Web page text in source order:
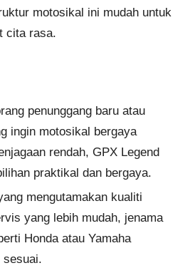
motosikal ini mudah untuk
cita rasa.
penunggang baru atau
ingin motosikal bergaya
rendah, GPX Legend
praktikal dan bergaya.
mengutamakan kualiti
yang lebih mudah, jenama
Honda atau Yamaha
sesuai.